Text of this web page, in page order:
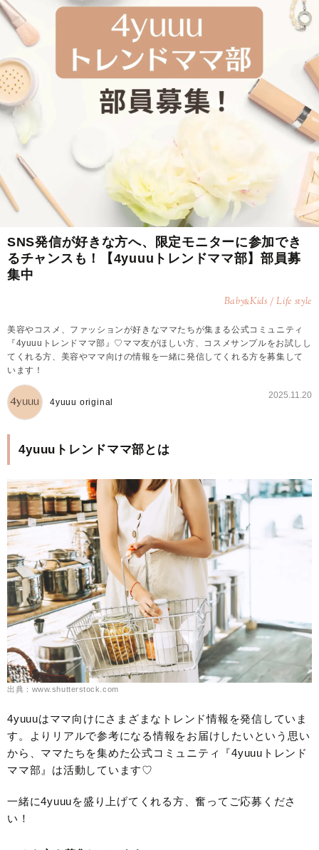
SNS発信が好きな方へ、限定モニターに参加でき
るチャンスも！【4yuuuトレンドママ部】部員募
集中
Baby&Kids / Life style
美容やコスメ、ファッションが好きなママたちが集まる公式コミュニティ
『4yuuuトレンドママ部』♡ママ友がほしい方、コスメサンプルをお試しし
てくれる方、美容やママ向けの情報を一緒に発信してくれる方を募集して
います！
4yuuu original
2025.11.20
4yuuuトレンドママ部とは
出典：www.shutterstock.com
4yuuuはママ向けにさまざまなトレンド情報を発信していま
す。よりリアルで参考になる情報をお届けしたいという思い
から、ママたちを集めた公式コミュニティ『4yuuuトレンド
ママ部』は活動しています♡
一緒に4yuuuを盛り上げてくれる方、奮ってご応募くださ
い！